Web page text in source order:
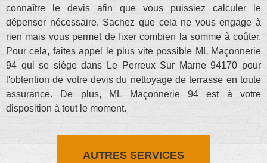
connaître le devis afin que vous puissiez calculer le
dépenser nécessaire. Sachez que cela ne vous engage à
rien mais vous permet de fixer combien la somme à coûter.
Pour cela, faites appel le plus vite possible ML Maçonnerie
94 qui se siège dans Le Perreux Sur Marne 94170 pour
l'obtention de votre devis du nettoyage de terrasse en toute
assurance. De plus, ML Maçonnerie 94 est à votre
disposition à tout le moment.
AUTRES SERVICES